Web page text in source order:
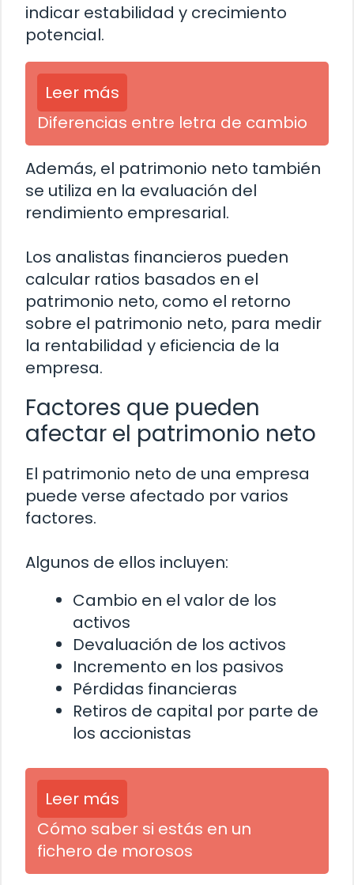
indicar estabilidad y crecimiento
potencial.
Leer más
Diferencias entre letra de cambio
Además, el patrimonio neto también
se utiliza en la evaluación del
rendimiento empresarial.
Los analistas financieros pueden
calcular ratios basados en el
patrimonio neto, como el retorno
sobre el patrimonio neto, para medir
la rentabilidad y eficiencia de la
empresa.
Factores que pueden
afectar el patrimonio neto
El patrimonio neto de una empresa
puede verse afectado por varios
factores.
Algunos de ellos incluyen:
Cambio en el valor de los
activos
Devaluación de los activos
Incremento en los pasivos
Pérdidas financieras
Retiros de capital por parte de
los accionistas
Leer más
Cómo saber si estás en un
fichero de morosos